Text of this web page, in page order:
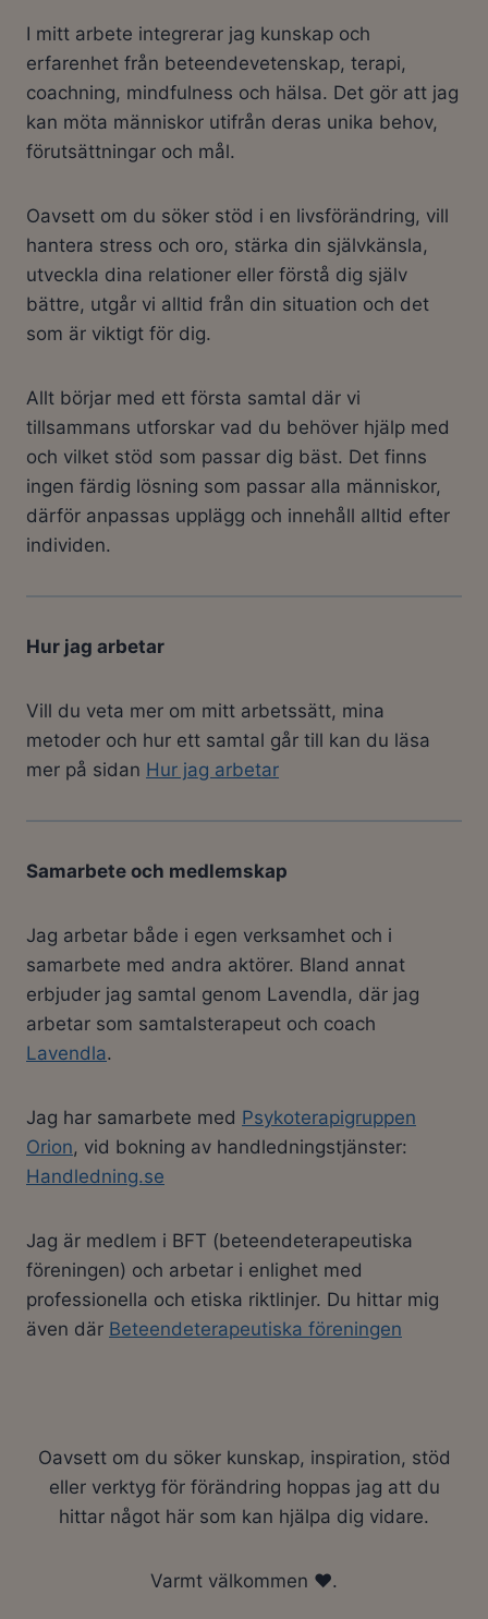
I mitt arbete integrerar jag kunskap och
erfarenhet från beteendevetenskap, terapi,
coachning, mindfulness och hälsa. Det gör att jag
kan möta människor utifrån deras unika behov,
förutsättningar och mål.
Oavsett om du söker stöd i en livsförändring, vill
hantera stress och oro, stärka din självkänsla,
utveckla dina relationer eller förstå dig själv
bättre, utgår vi alltid från din situation och det
som är viktigt för dig.
Allt börjar med ett första samtal där vi
tillsammans utforskar vad du behöver hjälp med
och vilket stöd som passar dig bäst. Det finns
ingen färdig lösning som passar alla människor,
därför anpassas upplägg och innehåll alltid efter
individen.
Hur jag arbetar
Vill du veta mer om mitt arbetssätt, mina
metoder och hur ett samtal går till kan du läsa
mer på sidan Hur jag arbetar
Samarbete och medlemskap
Jag arbetar både i egen verksamhet och i
samarbete med andra aktörer. Bland annat
erbjuder jag samtal genom Lavendla, där jag
arbetar som samtalsterapeut och coach
Lavendla.
Jag har samarbete med Psykoterapigruppen
Orion, vid bokning av handledningstjänster:
Handledning.se
Jag är medlem i BFT (beteendeterapeutiska
föreningen) och arbetar i enlighet med
professionella och etiska riktlinjer. Du hittar mig
även där Beteendeterapeutiska föreningen
Oavsett om du söker kunskap, inspiration, stöd
eller verktyg för förändring hoppas jag att du
hittar något här som kan hjälpa dig vidare.
Varmt välkommen ❤️.